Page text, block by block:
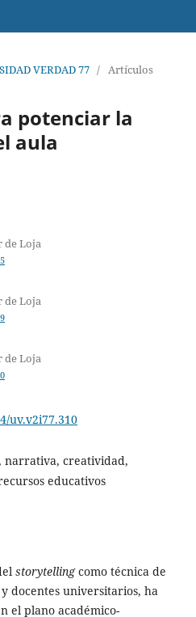
VERDAD 77 / Artículos
potenciar la
aula
de Loja
de Loja
de Loja
uv.v2i77.310
narrativa, creatividad,
educativos
storytellingcomo técnica de
docentes universitarios, ha
el plano académico-